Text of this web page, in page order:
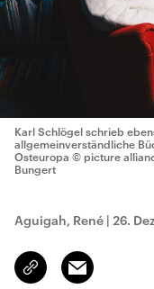
Karl Schlögel schrieb
allgemeinverständliche
Osteuropa © picture
Bungert
Aguigah, René | 26.
Link
kopieren/teilen
Email